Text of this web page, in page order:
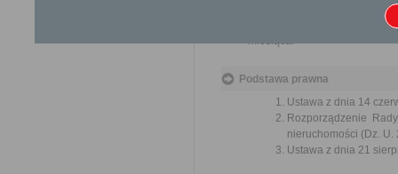
usprawnienie pracy i
Organ właściwy dla
miesiąca.
Podstawa prawna
Ustawa z dnia 14
Rozporządzenie
nieruchomości (Dz. U.
Ustawa z dnia 21